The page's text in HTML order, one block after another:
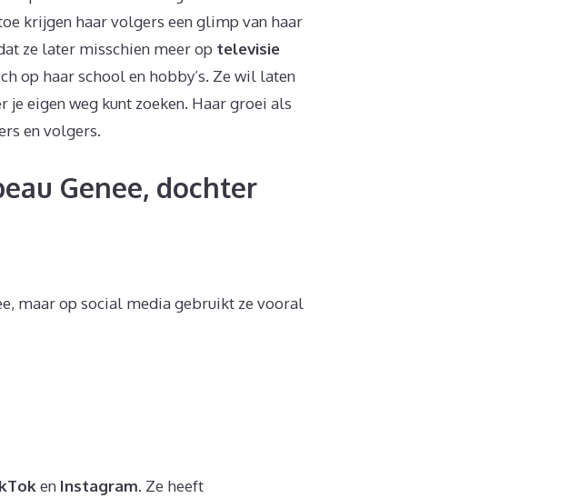
krijgen haar volgers een glimp van haar
ze later misschien meer op televisie
op haar school en hobby’s. Ze wil laten
je eigen weg kunt zoeken. Haar groei als
en volgers.
Genee, dochter
maar op social media gebruikt ze vooral
en Instagram. Ze heeft